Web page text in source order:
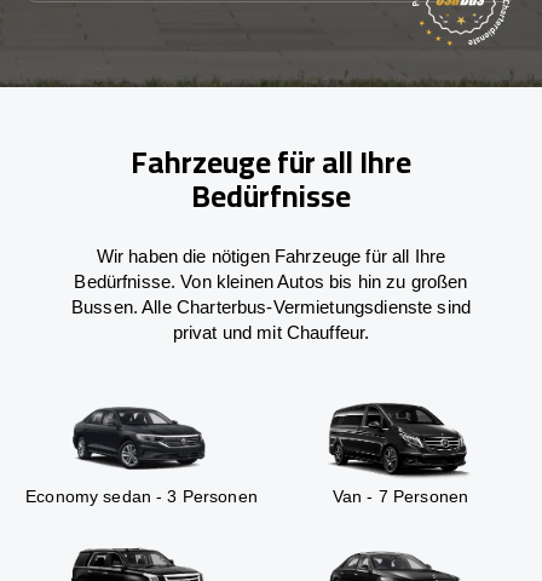
Fahrzeuge für all Ihre
Bedürfnisse
Wir haben die nötigen Fahrzeuge für all Ihre
Bedürfnisse. Von kleinen Autos bis hin zu großen
Bussen. Alle Charterbus-Vermietungsdienste sind
privat und mit Chauffeur.
Economy sedan - 3 Personen Van - 7 Personen